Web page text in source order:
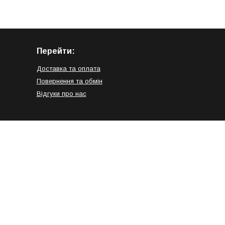
Перейти:
Доставка та оплата
Повернення та обмін
Відгуки про нас